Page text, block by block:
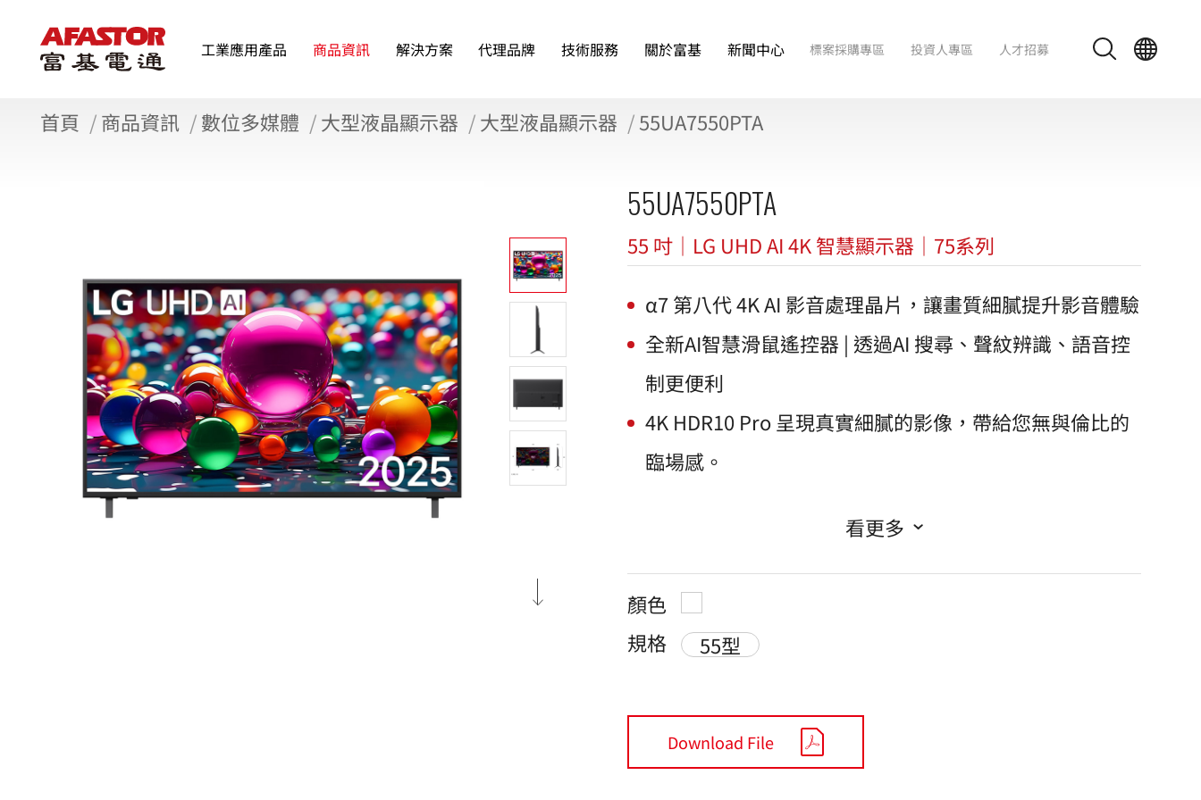
工業應用產品 商品資訊 解決方案 代理品牌 技術服務 關於富基 新聞中心 標案採購專區 投資人專區 人才招募
首頁 商品資訊 數位多媒體 大型液晶顯示器 大型液晶顯示器 55UA7550PTA
55UA7550PTA
55 吋｜LG UHD AI 4K 智慧顯示器｜75系列
α7 第八代 4K AI 影音處理晶片，讓畫質細膩提升影音體驗
全新AI智慧滑鼠遙控器 | 透過AI 搜尋、聲紋辨識、語音控
制更便利
4K HDR10 Pro 呈現真實細膩的影像，帶給您無與倫比的
臨場感。
看更多
顏色
規格
55型
Download File